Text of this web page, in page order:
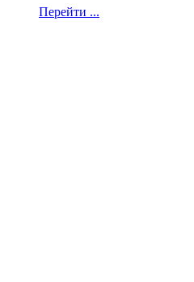
Перейти ...